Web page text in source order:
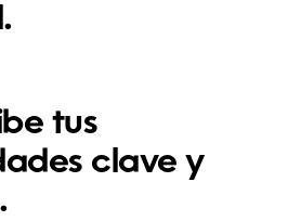
tus
clave y